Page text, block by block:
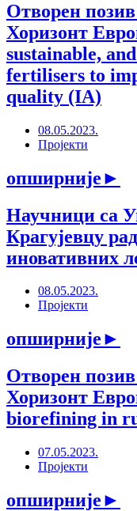
Отворен
Хоризонт
sustainable,
fertilisers to
quality (IA)
08.05.2023.
Пројекти
опширније►
Научници са
Крагујевцу
иновативних
08.05.2023.
Пројекти
опширније►
Отворен
Хоризонт
biorefining in
07.05.2023.
Пројекти
опширније►